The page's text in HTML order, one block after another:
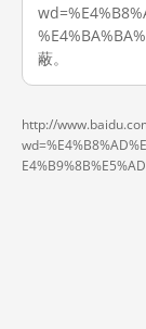
蔽。
http://